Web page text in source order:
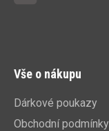
Vše o nákupu
Dárkové poukazy
Obchodní podmínky